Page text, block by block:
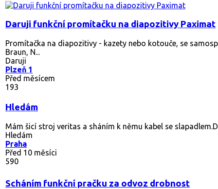
Daruji funkční promítačku na diapozitivy Paximat
Promítačka na diapozitivy - kazety nebo kotouče, se
Braun, N...
Daruji
Plzeň 1
Před měsícem
193
Hledám
Mám šicí stroj veritas a sháním k němu kabel se
Hledám
Praha
Před 10 měsíci
590
Scháním funkční pračku za odvoz drobnost